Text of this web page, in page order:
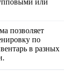
или
позволяет
по
в разных